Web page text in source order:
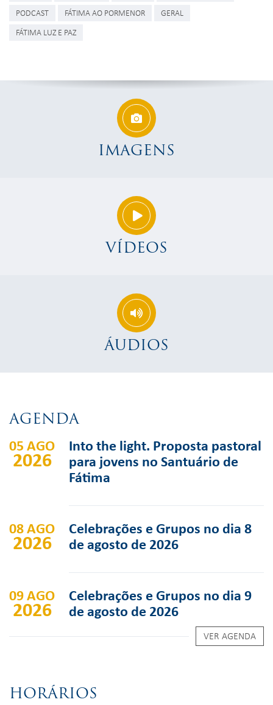
PODCAST
FÁTIMA AO PORMENOR
GERAL
FÁTIMA LUZ E PAZ
IMAGENS
VÍDEOS
ÁUDIOS
AGENDA
05 AGO
2026
Into the light. Proposta pastoral
para jovens no Santuário de
Fátima
08 AGO
2026
Celebrações e Grupos no dia 8
de agosto de 2026
09 AGO
2026
Celebrações e Grupos no dia 9
de agosto de 2026
VER AGENDA
HORÁRIOS